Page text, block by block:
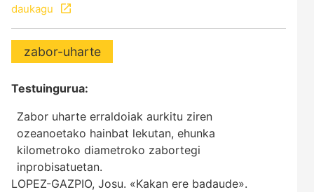
daukagu
zabor-uharte
Testuingurua:
Zabor uharte erraldoiak aurkitu ziren
ozeanoetako hainbat lekutan, ehunka
kilometroko diametroko zabortegi
inprobisatuetan.
LOPEZ-GAZPIO, Josu. «Kakan ere badaude».